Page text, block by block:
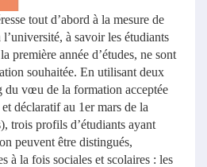
tout d’abord à la mesure de
à savoir les étudiants
première année d’études, ne sont
souhaitée. En utilisant deux
du vœu de la formation acceptée
déclaratif au 1er mars de la
trois profils d’étudiants ayant
peuvent être distingués,
à la fois sociales et scolaires : les